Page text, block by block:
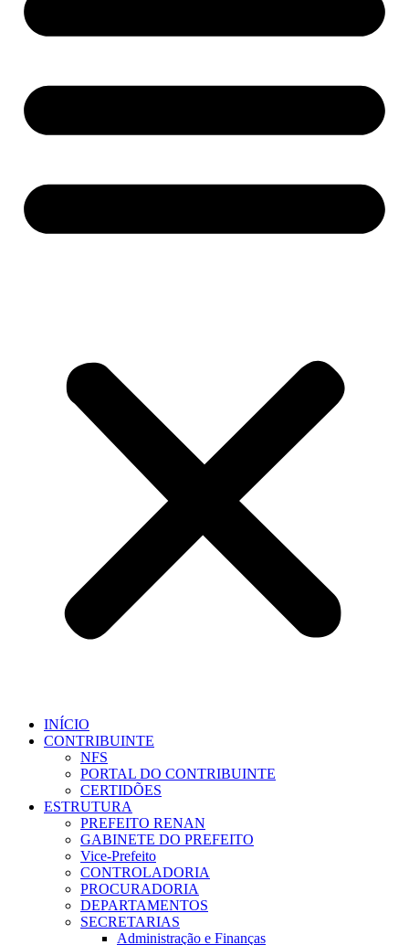
INÍCIO
CONTRIBUINTE
NFS
PORTAL DO CONTRIBUINTE
CERTIDÕES
ESTRUTURA
PREFEITO RENAN
GABINETE DO PREFEITO
Vice-Prefeito
CONTROLADORIA
PROCURADORIA
DEPARTAMENTOS
SECRETARIAS
Administração e Finanças